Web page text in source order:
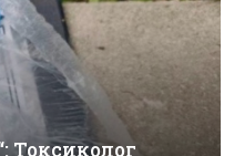
Токсиколог